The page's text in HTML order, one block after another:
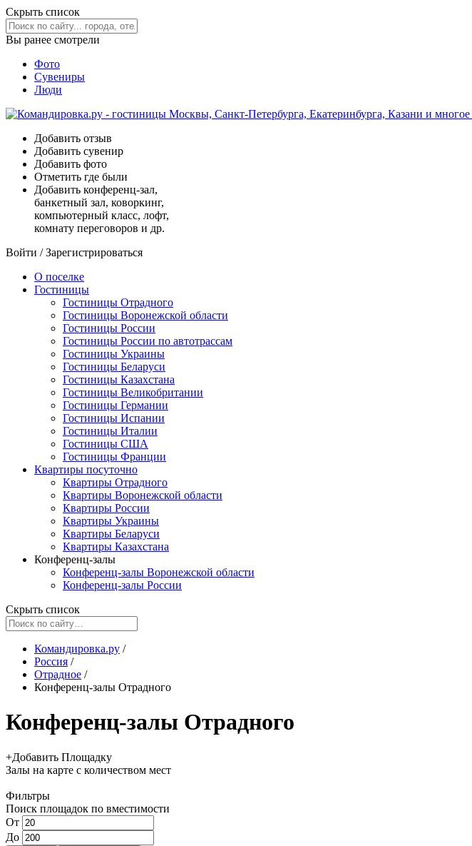
Скрыть список
Вы ранее смотрели
Фото
Сувениры
Люди
Добавить отзыв
Добавить сувенир
Добавить фото
Отметить где были
Добавить конференц-зал,
банкетный зал, коворкинг,
компьютерный класс, лофт,
комнату переговоров и др.
Войти /Зарегистрироваться
О поселке
Гостиницы
Гостиницы Отрадного
Гостиницы Воронежской области
Гостиницы России
Гостиницы России по автотрассам
Гостиницы Украины
Гостиницы Беларуси
Гостиницы Казахстана
Гостиницы Великобритании
Гостиницы Германии
Гостиницы Испании
Гостиницы Италии
Гостиницы США
Гостиницы Франции
Квартиры посуточно
Квартиры Отрадного
Квартиры Воронежской области
Квартиры России
Квартиры Украины
Квартиры Беларуси
Квартиры Казахстана
Конференц-залы
Конференц-залы Воронежской области
Конференц-залы России
Скрыть список
Командировка.ру /
Россия /
Отрадное /
Конференц-залы Отрадного
Конференц-залы Отрадного
+Добавить Площадку
Залы на карте с количеством мест
Фильтры
Поиск площадок по вместимости
От
До